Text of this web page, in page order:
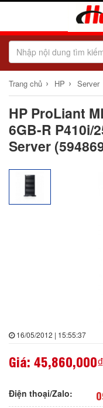
Trang chủ › HP › Server
HP ProLiant
6GB-R P410i/
Server
16/05/2012 | 15:55:37
Giá: 45,860,000₫
Điện thoại/Zalo: